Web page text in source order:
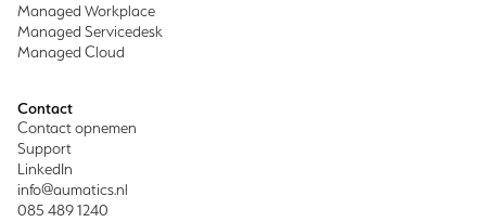
Contact
Contact opnemen
Support
LinkedIn
info@aumatics.nl
085 489 1240
Managed Workplace
Managed Servicedesk
Managed Cloud